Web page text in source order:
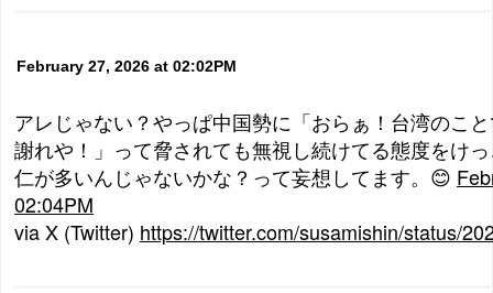
February 27, 2026 at 02:02PM
アレじゃない？やっぱ中国勢に「おらぁ！台湾のこ
謝れや！」って脅されても無視し続けてる態度をけ
仁が多いんじゃないかな？って妄想してます。😊
02:04PM
via X (Twitter) https://twitter.com/susamishin/status/